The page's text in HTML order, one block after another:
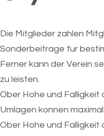
Die Mitglieder zahlen
Sonderbeitrage fur
Ferner kann der Verein
zu leisten.
Ober Hohe und
Umlagen konnen
Ober Hohe und